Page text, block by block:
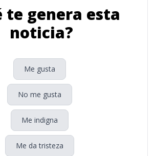
te genera esta
noticia?
Me gusta
No me gusta
Me indigna
Me da tristeza